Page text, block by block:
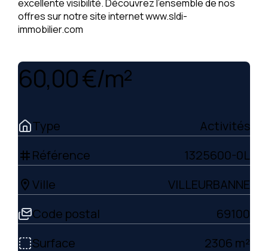
excellente visibilité. Découvrez l'ensemble de nos
offres sur notre site internet www.sldi-
immobilier.com
60,00 €/m²
Type Activités
tag Référence 1325600-0L
location_on Ville
VILLEURBANNE
Code postal
69100
Surface
2306 m²